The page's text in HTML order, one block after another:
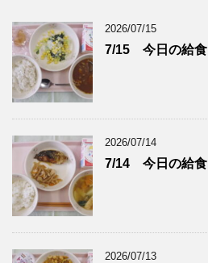
2026/07/15
7/15 今日の給食
2026/07/14
7/14 今日の給食
2026/07/13